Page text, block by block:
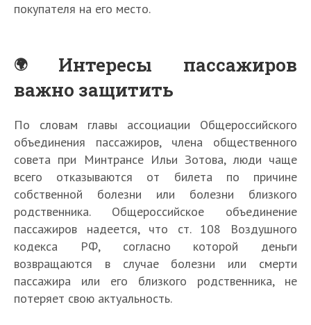
покупателя на его место.
Интересы пассажиров
важно защитить
По словам главы ассоциации Общероссийского
объединения пассажиров, члена общественного
совета при Минтрансе Ильи Зотова, люди чаще
всего отказываются от билета по причине
собственной болезни или болезни близкого
родственника. Общероссийское объединение
пассажиров надеется, что ст. 108 Воздушного
кодекса РФ, согласно которой деньги
возвращаются в случае болезни или смерти
пассажира или его близкого родственника, не
потеряет свою актуальность.